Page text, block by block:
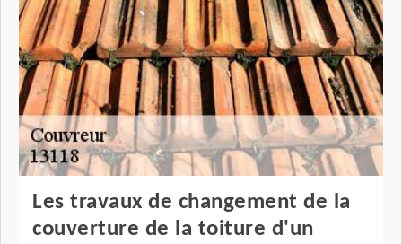
Les travaux de changement de la
couverture de la toiture d'un